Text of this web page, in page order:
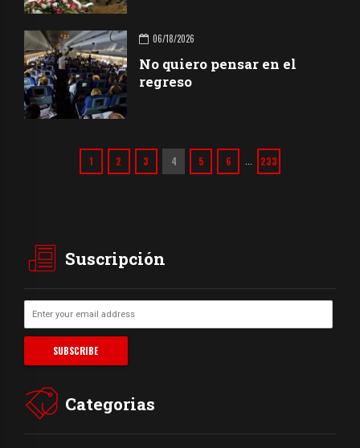
06/18/2026
No quiero pensar en el
regreso
1 2 3 4 5 6 233
Suscripción
Categorias